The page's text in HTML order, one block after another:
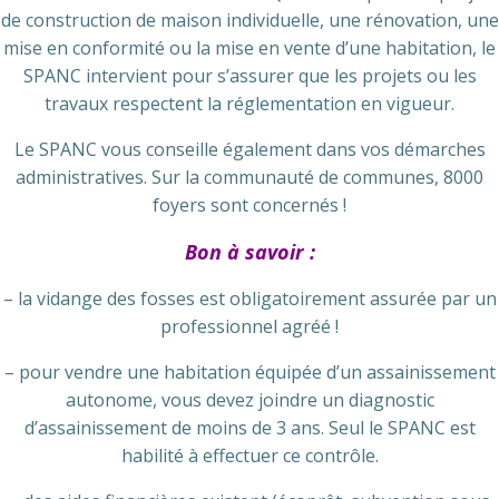
de construction de maison individuelle, une rénovation, une
mise en conformité ou la mise en vente d’une habitation, le
SPANC intervient pour s’assurer que les projets ou les
travaux respectent la réglementation en vigueur.
Le SPANC vous conseille également dans vos démarches
administratives. Sur la communauté de communes, 8000
foyers sont concernés !
Bon à savoir :
– la vidange des fosses est obligatoirement assurée par un
professionnel agréé !
– pour vendre une habitation équipée d’un assainissement
autonome, vous devez joindre un diagnostic
d’assainissement de moins de 3 ans. Seul le SPANC est
habilité à effectuer ce contrôle.